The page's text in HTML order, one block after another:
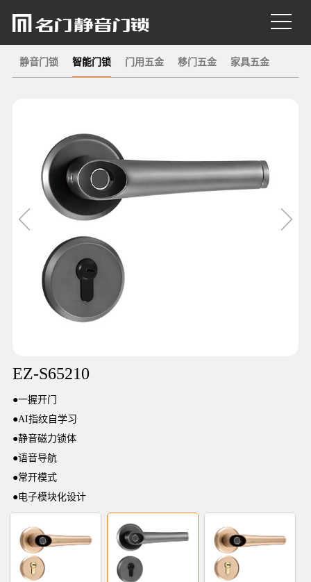
静音门锁 智能门锁 门用五金 移门五金 家具五金
EZ-S65210
●一握开门
●AI指纹自学习
●静音磁力锁体
●语音导航
●常开模式
●电子模块化设计